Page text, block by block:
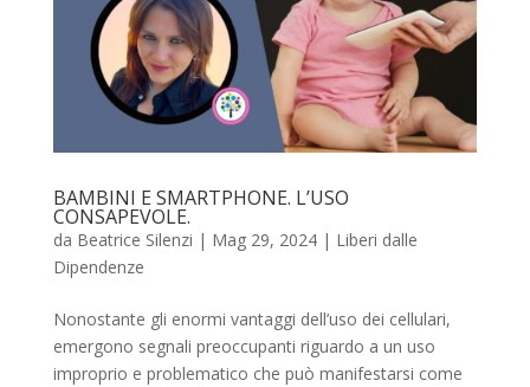
BAMBINI E SMARTPHONE. L’USO
CONSAPEVOLE.
da Beatrice Silenzi | Mag 29, 2024| Liberi dalle
Dipendenze
Nonostante gli enormi vantaggi dell’uso dei cellulari,
emergono segnali preoccupanti riguardo a un uso
improprio e problematico che può manifestarsi come